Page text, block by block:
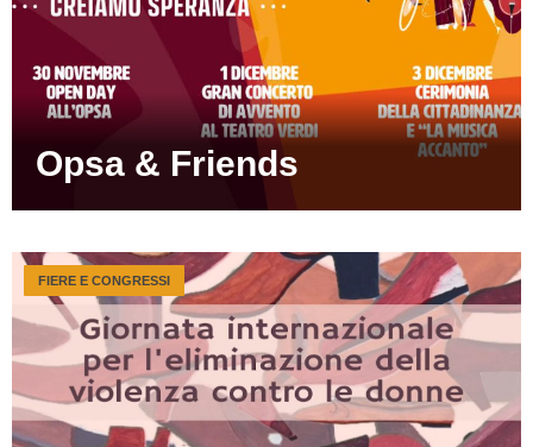
Opsa & Friends
FIERE E CONGRESSI